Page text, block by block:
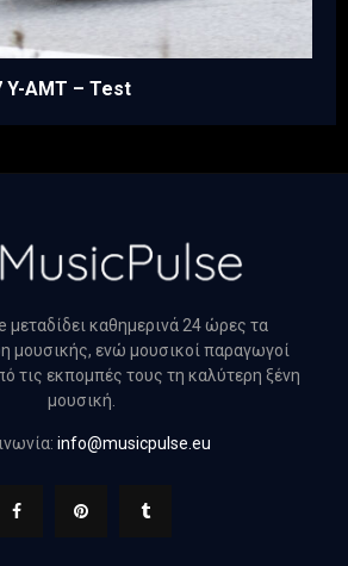
Y-AMT – Test
μεταδίδει καθημερινά 24 ώρες τα
μουσικής, ενώ μουσικοί παραγωγοί
τις εκπομπές τους τη καλύτερη ξένη
μουσική.
info@musicpulse.eu